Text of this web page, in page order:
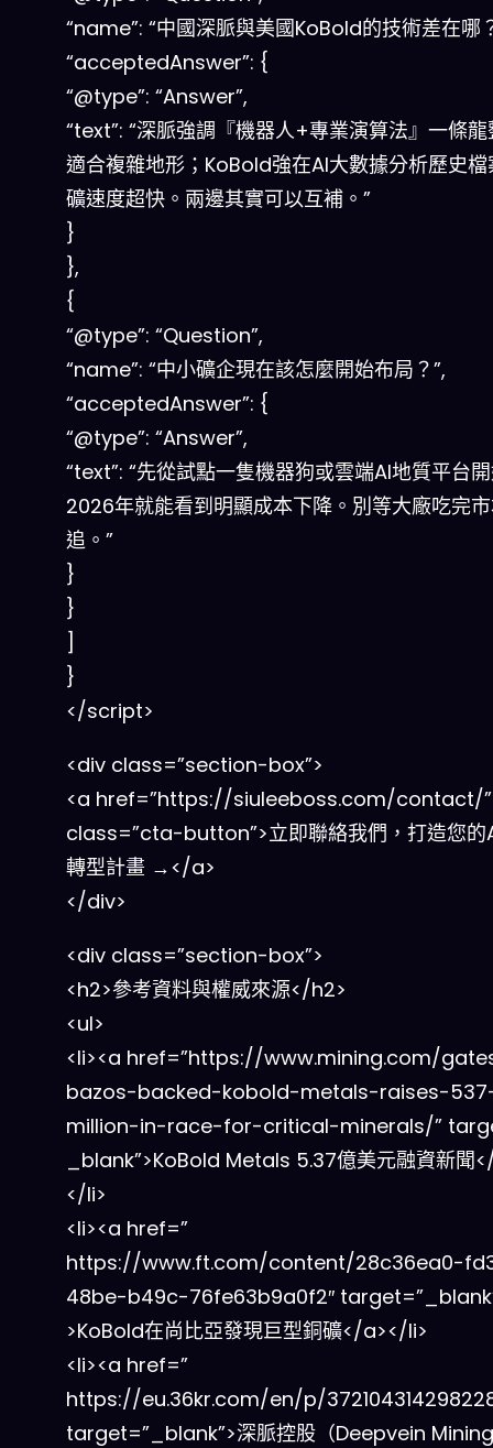
“name”: “中國深脈與美國KoBold的技術差在哪
“acceptedAnswer”: {
“@type”: “Answer”,
“text”: “深脈強調『機器人+專業演算法』一條
適合複雜地形；KoBold強在AI大數據分析歷史
礦速度超快。兩邊其實可以互補。”
}
},
{
“@type”: “Question”,
“name”: “中小礦企現在該怎麼開始布局？”,
“acceptedAnswer”: {
“@type”: “Answer”,
“text”: “先從試點一隻機器狗或雲端AI地質平台
2026年就能看到明顯成本下降。別等大廠吃完
追。”
}
}
]
}
</script>
<div class=”section-box”>
<a href=”https://siuleeboss.com/contact/”
class=”cta-button”>立即聯絡我們，打造您的
轉型計畫 →</a>
</div>
<div class=”section-box”>
<h2>參考資料與權威來源</h2>
<ul>
<li><a href=”https://www.mining.com/
bazos-backed-kobold-metals-raises-
million-in-race-for-critical-minerals/”
_blank”>KoBold Metals 5.37億美元融資新聞
</li>
<li><a href=”
https://www.ft.com/content/28c36ea0-
48be-b49c-76fe63b9a0f2″
>KoBold在尚比亞發現巨型銅礦</a></li>
<li><a href=”
https://eu.36kr.com/en/p/
target=”_blank”>深脈控股（Deepvein